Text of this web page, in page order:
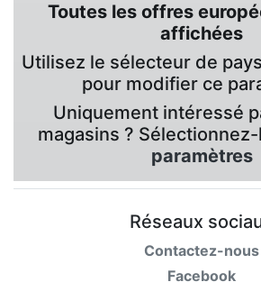
Toutes les offres
affichées
Utilisez le sélecteur de
pour modifier ce
Uniquement intéressé
magasins ?
paramètres
Réseaux
Contactez-nous
Facebook